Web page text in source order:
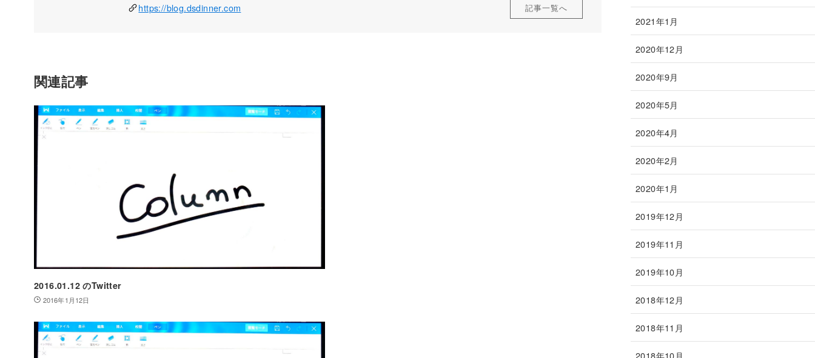
https://blog.dsdinner.com 記事一覧へ
関連記事
2016.01.12 のTwitter
2016年1月12日
2021年1月
2020年12月
2020年9月
2020年5月
2020年4月
2020年2月
2020年1月
2019年12月
2019年11月
2019年10月
2018年12月
2018年11月
2018年10月